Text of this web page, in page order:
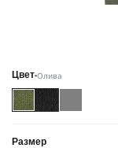
Цвет Олива
Размер